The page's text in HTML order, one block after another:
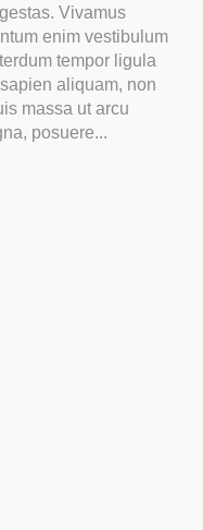
Vivamus
enim vestibulum
tempor ligula
aliquam, non
massa ut arcu
posuere...